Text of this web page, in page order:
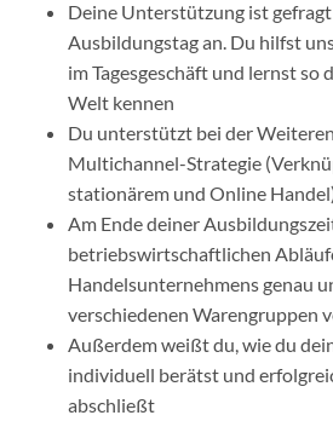
Deine Unterstützung ist
Ausbildungstag an. Du hilfst
im Tagesgeschäft und lernst so
Welt kennen
Du unterstützt bei der
Multichannel-Strategie
stationärem und Online
Am Ende deiner
betriebswirtschaftlichen
Handelsunternehmens genau
verschiedenen Warengruppen
Außerdem weißt du, wie du
individuell berätst und
abschließt